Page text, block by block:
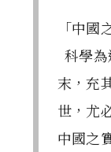
「中
科學
末，充
世，尤
中國之